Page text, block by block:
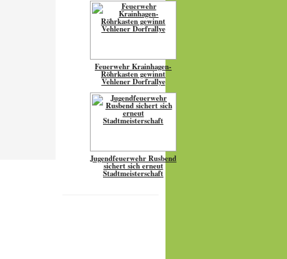
Feuerwehr Krainhagen-
Röhrkasten gewinnt
Vehlener Dorfrallye
Jugendfeuerwehr Rusbend
sichert sich erneut
Stadtmeisterschaft